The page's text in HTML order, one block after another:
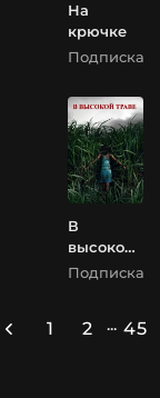
На
крючке
Подписка
В
высокой
траве
Подписка
1 2 ... 45